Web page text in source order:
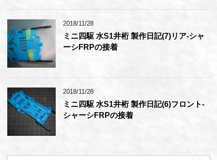
2018/11/28
ミニ四駆 水S1井桁 製作日記(7)リア-シャ
ーシFRPの接着
2018/11/28
ミニ四駆 水S1井桁 製作日記(6)フロント-
シャーシFRPの接着